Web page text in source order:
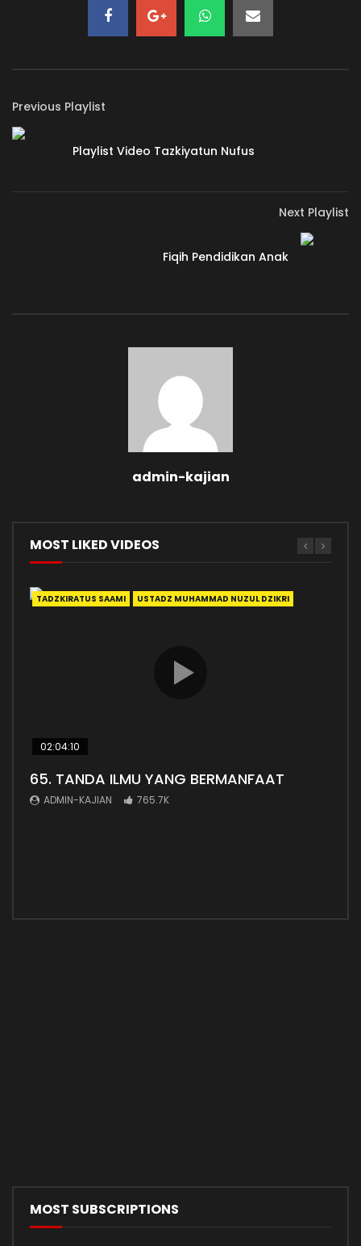
Previous Playlist
Playlist Video Tazkiyatun Nufus
Next Playlist
Fiqih Pendidikan Anak
admin-kajian
MOST LIKED VIDEOS
TADZKIRATUS SAAMI USTADZ MUHAMMAD NUZUL DZIKRI
02:04:10
65. TANDA ILMU YANG BERMANFAAT
ADMIN-KAJIAN 765.7K
MOST SUBSCRIPTIONS